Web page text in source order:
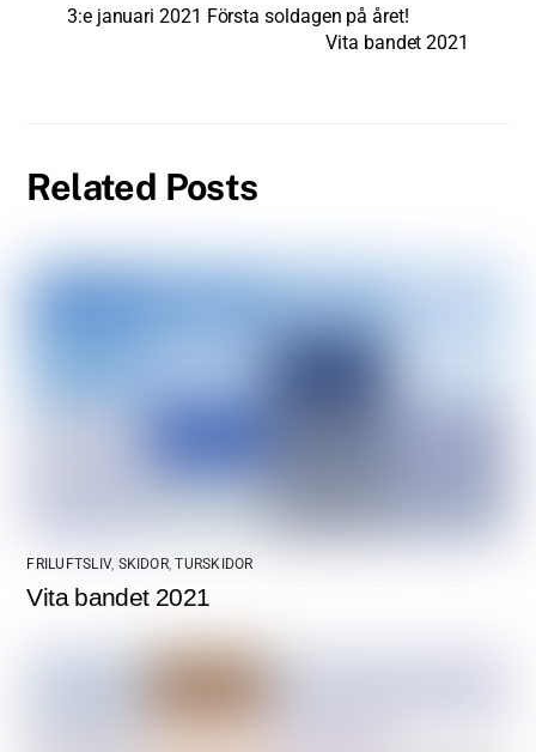
3:e januari 2021 Första soldagen på året!
Vita bandet 2021
Related Posts
FRILUFTSLIV, SKIDOR,TURSKIDOR
Vita bandet 2021